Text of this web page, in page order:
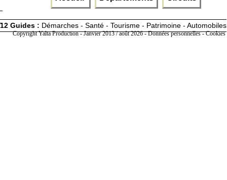
12 Guides : Démarches - Santé - Tourisme - Patrimoine - Automobiles
Copyright Yalta Production - Janvier 2013 / août 2026 -Données personnelles -